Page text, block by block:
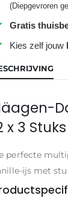
(Diepgevroren
Gratis
Kies zelf jouw
x 3
perfecte
ijs met